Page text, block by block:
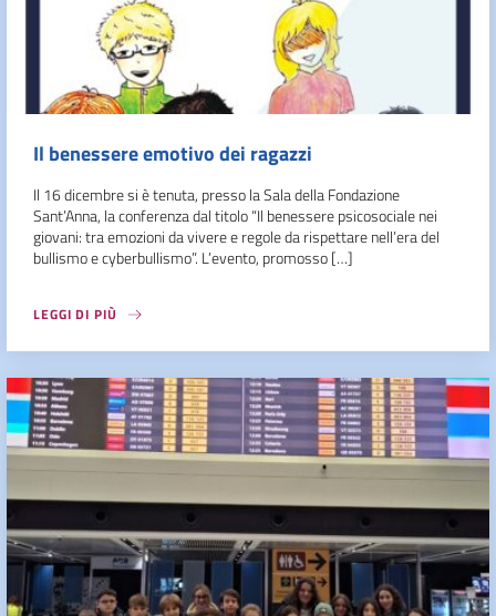
Il benessere emotivo dei ragazzi
Il 16 dicembre si è tenuta, presso la Sala della Fondazione
Sant’Anna, la conferenza dal titolo “Il benessere psicosociale nei
giovani: tra emozioni da vivere e regole da rispettare nell’era del
bullismo e cyberbullismo”. L’evento, promosso […]
LEGGI DI PIÙ